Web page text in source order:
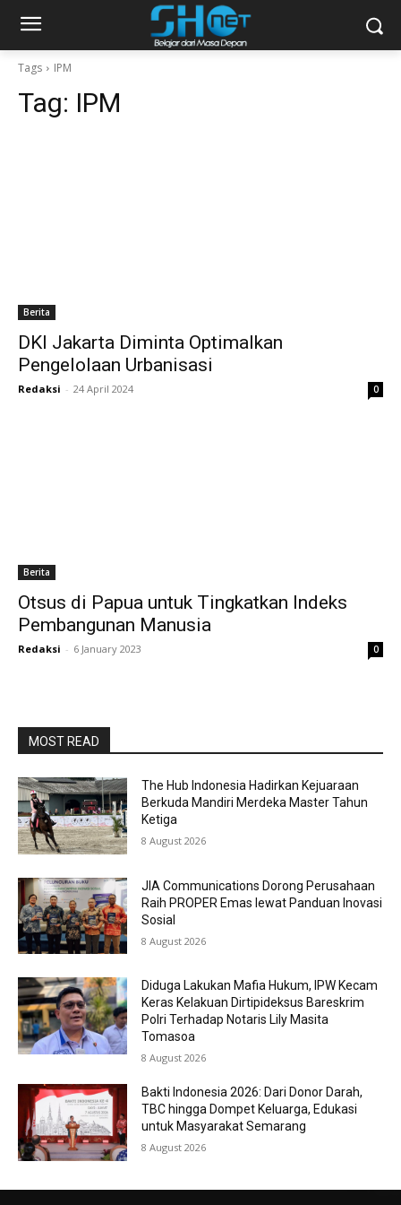
Tags IPM
Tag: IPM
Berita
DKI Jakarta Diminta Optimalkan
Pengelolaan Urbanisasi
Redaksi - 24 April 2024 0
Berita
Otsus di Papua untuk Tingkatkan Indeks
Pembangunan Manusia
Redaksi - 6 January 2023 0
MOST READ
The Hub Indonesia Hadirkan Kejuaraan
Berkuda Mandiri Merdeka Master Tahun
Ketiga
8 August 2026
JIA Communications Dorong Perusahaan
Raih PROPER Emas lewat Panduan Inovasi
Sosial
8 August 2026
Diduga Lakukan Mafia Hukum, IPW Kecam
Keras Kelakuan Dirtipideksus Bareskrim
Polri Terhadap Notaris Lily Masita
Tomasoa
8 August 2026
Bakti Indonesia 2026: Dari Donor Darah,
TBC hingga Dompet Keluarga, Edukasi
untuk Masyarakat Semarang
8 August 2026